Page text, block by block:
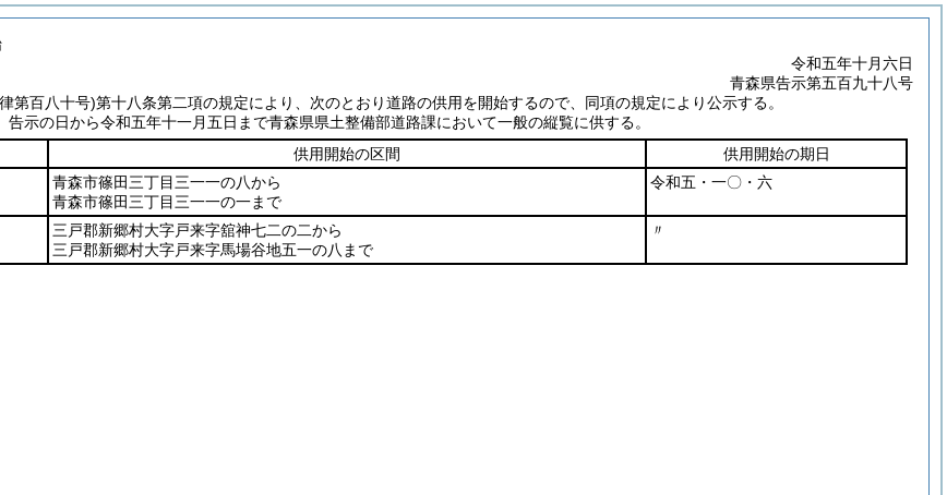
令和五年十月六日
青森県告示第五百九十八号
第百八十号)第十八条第二項の規定により、次のとおり道路の供用を開始するので、同項の規定により公示する。
告示の日から令和五年十一月五日まで青森県県土整備部道路課において一般の縦覧に供する。
供用開始の区間
供用開始の期日
青森市篠田三丁目三一一の八から
青森市篠田三丁目三一一の一まで
令和五・一〇・六
三戸郡新郷村大字戸来字舘神七二の二から
三戸郡新郷村大字戸来字馬場谷地五一の八まで
〃